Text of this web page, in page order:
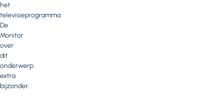
het
televisieprogramma
De
Monitor
over
dit
onderwerp
extra
bijzonder.